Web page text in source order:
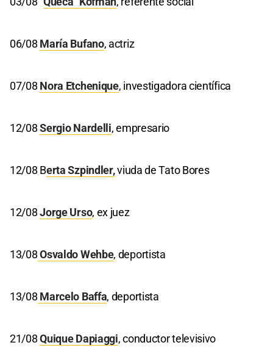
06/08 María Bufano, actriz
07/08 Nora Etchenique, investigadora científica
12/08Sergio Nardelli, empresario
12/08 Berta Szpindler,viuda de Tato Bores
12/08Jorge Urso, ex juez
13/08Osvaldo Wehbe, deportista
13/08 Marcelo Baffa, deportista
21/08Quique Dapiaggi, conductor televisivo